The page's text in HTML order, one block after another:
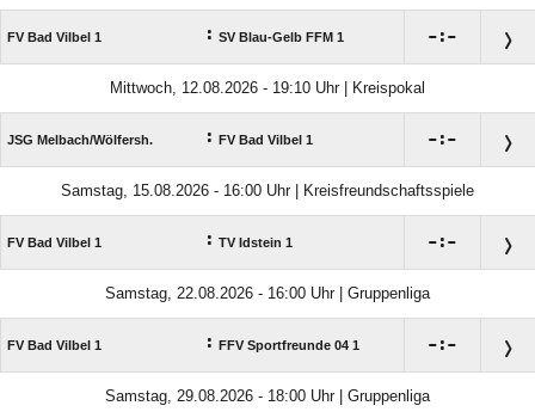
FV Bad Vilbel 1 : SV Blau-Gelb FFM 1 :
Mittwoch, 12.08.2026 - 19:10 Uhr | Kreispokal
JSG Melbach/​Wölfersh. : FV Bad Vilbel 1 :
Samstag, 15.08.2026 - 16:00 Uhr | Kreisfreundschaftsspiele
FV Bad Vilbel 1 : TV Idstein 1 :
Samstag, 22.08.2026 - 16:00 Uhr | Gruppenliga
FV Bad Vilbel 1 : FFV Sportfreunde 04 1 :
Samstag, 29.08.2026 - 18:00 Uhr | Gruppenliga